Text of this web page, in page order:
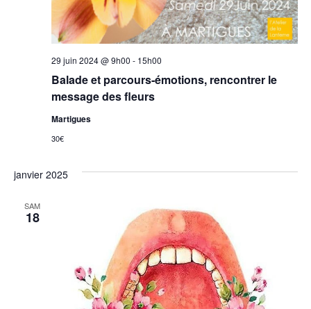
Balade et parcours-émotions, rencontrer le
message des fleurs
29 juin 2024 @ 9h00 - 15h00
Martigues
30€
janvier 2025
SAM
18